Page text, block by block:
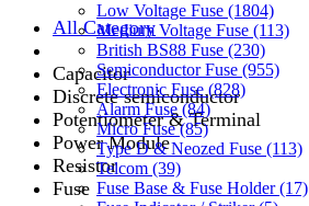
All Category
Capacitor
Discrete semiconductor
Potentiometer & Terminal
Power Module
Resistor
Fuse
Low Voltage Fuse (1804)
Medium Voltage Fuse (113)
British BS88 Fuse (230)
Semiconductor Fuse (955)
Electronic Fuse (828)
Alarm Fuse (84)
Micro Fuse (85)
Type D & Neozed Fuse (113)
Telcom (39)
Fuse Base & Fuse Holder (17)